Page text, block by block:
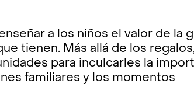
a los niños el valor de la
tienen. Más allá de los
para inculcarles la
familiares y los momentos